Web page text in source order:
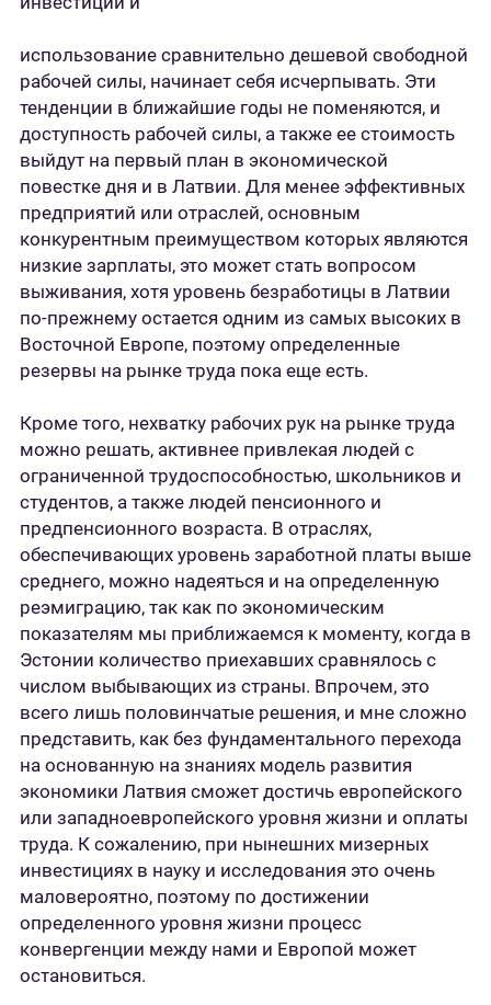
использование сравнительно дешевой свободной
рабочей силы, начинает себя исчерпывать. Эти
тенденции в ближайшие годы не поменяются, и
доступность рабочей силы, а также ее стоимость
выйдут на первый план в экономической
повестке дня и в Латвии. Для менее эффективных
предприятий или отраслей, основным
конкурентным преимуществом которых являются
низкие зарплаты, это может стать вопросом
выживания, хотя уровень безработицы в Латвии
по-прежнему остается одним из самых высоких в
Восточной Европе, поэтому определенные
резервы на рынке труда пока еще есть.
Кроме того, нехватку рабочих рук на рынке труда
можно решать, активнее привлекая людей с
ограниченной трудоспособностью, школьников и
студентов, а также людей пенсионного и
предпенсионного возраста. В отраслях,
обеспечивающих уровень заработной платы выше
среднего, можно надеяться и на определенную
реэмиграцию, так как по экономическим
показателям мы приближаемся к моменту, когда в
Эстонии количество приехавших сравнялось с
числом выбывающих из страны. Впрочем, это
всего лишь половинчатые решения, и мне сложно
представить, как без фундаментального перехода
на основанную на знаниях модель развития
экономики Латвия сможет достичь европейского
или западноевропейского уровня жизни и оплаты
труда. К сожалению, при нынешних мизерных
инвестициях в науку и исследования это очень
маловероятно, поэтому по достижении
определенного уровня жизни процесс
конвергенции между нами и Европой может
остановиться.